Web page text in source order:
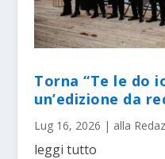
Torna “Te le do
un’edizione da
Lug 16, 2026 | alla
leggi tutto